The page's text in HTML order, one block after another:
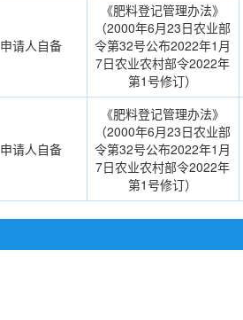
申请人自备
《肥料登记管理办法》
（2000年6月23日农业部
令第32号公布2022年1月
7日农业农村部令2022年
第1号修订）
申请人自备
《肥料登记管理办法》
（2000年6月23日农业部
令第32号公布2022年1月
7日农业农村部令2022年
第1号修订）